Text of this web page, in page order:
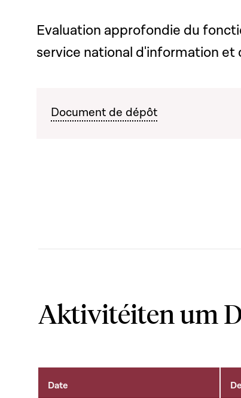
Evaluation approfondie du
service national d'information et
Document de dépôt
Aktivitéiten um
Date